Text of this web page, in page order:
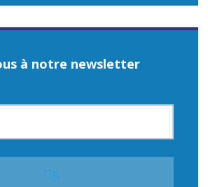
à notre newsletter